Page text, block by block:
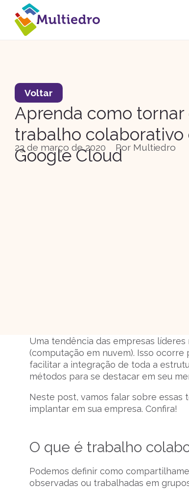
Voltar
Aprenda como tornar
trabalho colaborativo
Google Cloud
23 de março de 2020 Por Multiedro
Uma tendência das empresas
(computação em nuvem). Isso
facilitar a integração de toda a
métodos para se destacar em seu
Neste post, vamos falar sobre essas
implantar em sua empresa. Confira!
O que é trabalho
Podemos definir como
observadas ou trabalhadas em